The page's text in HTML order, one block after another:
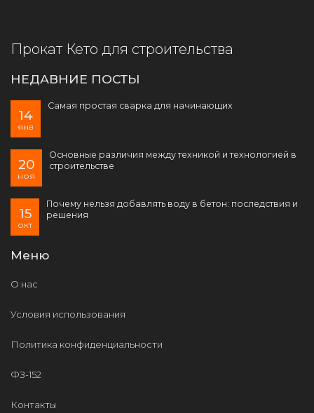
Прокат Кето для строительства
НЕДАВНИЕ ПОСТЫ
14
янв
Самая простая сварка для начинающих
20
ноя
Основные различия между техникой и технологией в
строительстве
15
окт
Почему нельзя добавлять воду в бетон: последствия и
решения
Меню
О нас
Условия использования
Политика конфиденциальности
ФЗ-152
Контакты